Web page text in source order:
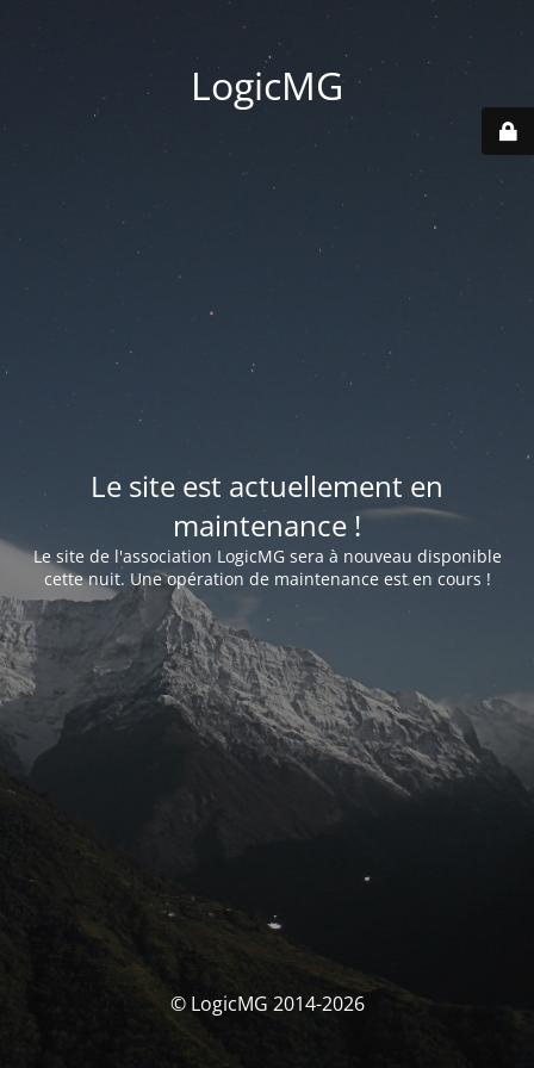
LogicMG
Le site est actuellement en
maintenance !
Le site de l'association LogicMG sera à nouveau disponible
cette nuit. Une opération de maintenance est en cours !
© LogicMG 2014-2026